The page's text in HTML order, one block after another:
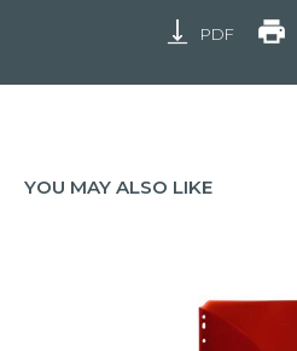
PDF
YOU MAY ALSO LIKE